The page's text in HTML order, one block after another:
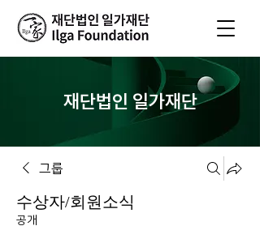
재단법인 일가재단
그룹
수상자/회원소식
공개